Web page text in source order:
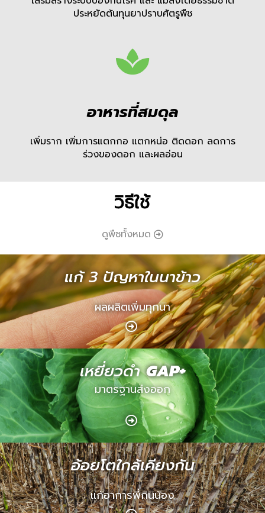
ประหยัดต้นทุนยาปราบศัตรูพืช
อาหารที่สมดุล
เพิ่มราก เพิ่มการแตกกอ แตกหน่อ ติดดอก ลดการ
ร่วงของดอก และผลอ่อน
วิธีใช้
ดูพืชทั้งหมด
แก้ 3 ปัญหาในนาข้าว
ผลผลิตเพิ่มทุกนา
เหยี่ยวดำ GAP+
มาตรฐานส่งออก
อ้อยโตใกล้เคียงกัน
แก้อาการพี่กินน้อง